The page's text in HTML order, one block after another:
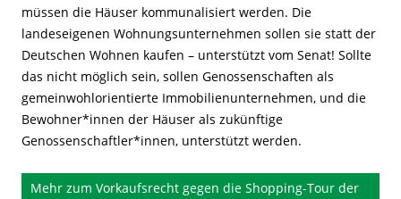
müssen die Häuser kommunalisiert werden. Die
landeseigenen Wohnungsunternehmen sollen sie statt der
Deutschen Wohnen kaufen – unterstützt vom Senat! Sollte
das nicht möglich sein, sollen Genossenschaften als
gemeinwohlorientierte Immobilienunternehmen, und die
Bewohner*innen der Häuser als zukünftige
Genossenschaftler*innen, unterstützt werden.
Mehr zum Vorkaufsrecht gegen die Shopping-Tour der